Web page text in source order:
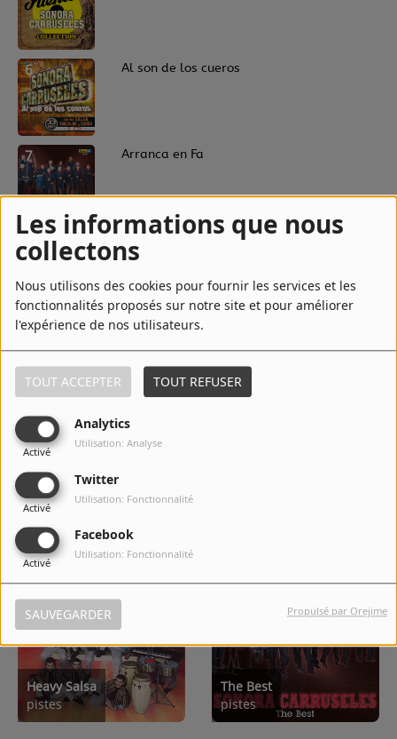
Les informations que nous
collectons
Nous utilisons des cookies pour fournir les services et les
fonctionnalités proposés sur notre site et pour améliorer
l'expérience de nos utilisateurs.
TOUT ACCEPTER TOUT REFUSER
Analytics
Activé
Utilisation: Analyse
Twitter
Activé
Utilisation: Fonctionnalité
Facebook
Activé
Utilisation: Fonctionnalité
SAUVEGARDER Propulsé par Orejime
6 Al son de los cueros
7 Arranca en Fa
8 La salsa la traigo yo
9 De una vez gozando
10
Top Albums
Heavy Salsa
pistes
The Best
pistes